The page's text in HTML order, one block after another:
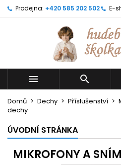
Prodejna: +420 585 202 502 E-
 
Domů Dechy Příslušenství
dechy
ÚVODNÍ STRÁNKA
MIKROFONY A